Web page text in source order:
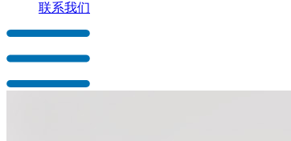
联系我们